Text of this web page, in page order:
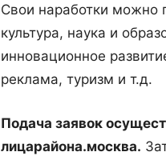
Свои наработки можно
культура, наука и
инновационное
реклама, туризм и т.д.
Подача заявок
лицарайона.москва.